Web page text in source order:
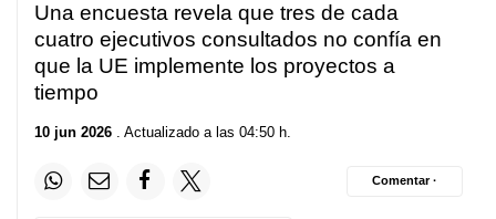
Una encuesta revela que tres de cada
cuatro ejecutivos consultados no confía en
que la UE implemente los proyectos a
tiempo
10 jun 2026 . Actualizado a las 04:50 h.
Comentar ·